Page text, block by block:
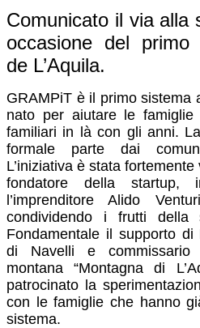
Comunicato il via alla
occasione del primo
de L’Aquila.
GRAMPiT è il primo sistema
nato per aiutare le
familiari in là con gli anni.
formale parte dai
L’iniziativa è stata
fondatore della startup,
l’imprenditore Alido
condividendo i frutti della
Fondamentale il supporto
di Navelli e commissario
montana “Montagna di
patrocinato la
con le famiglie che hanno
sistema.